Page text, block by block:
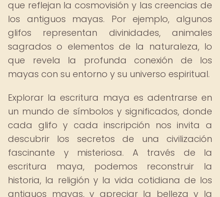
que reflejan la cosmovisión y las creencias de
los antiguos mayas. Por ejemplo, algunos
glifos representan divinidades, animales
sagrados o elementos de la naturaleza, lo
que revela la profunda conexión de los
mayas con su entorno y su universo espiritual.
Explorar la escritura maya es adentrarse en
un mundo de símbolos y significados, donde
cada glifo y cada inscripción nos invita a
descubrir los secretos de una civilización
fascinante y misteriosa. A través de la
escritura maya, podemos reconstruir la
historia, la religión y la vida cotidiana de los
antiguos mayas, y apreciar la belleza y la